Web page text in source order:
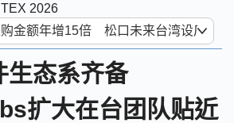
2026
生态系齐备
扩大在台团队贴近